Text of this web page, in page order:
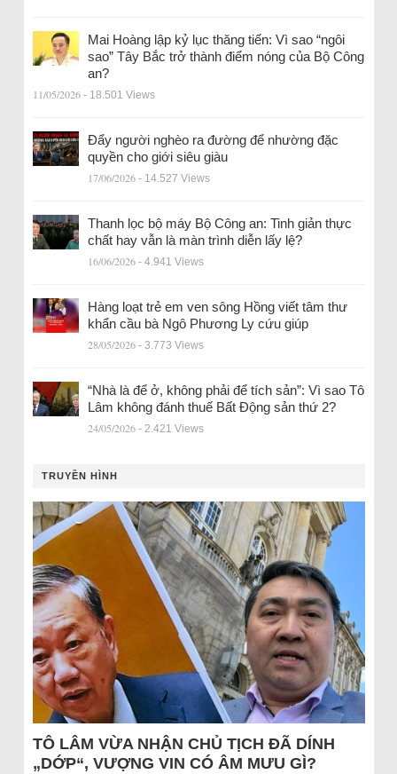
Mai Hoàng lập kỷ lục thăng tiến: Vì sao “ngôi
sao” Tây Bắc trở thành điểm nóng của Bộ Công
an?
11/05/2026 - 18.501 Views
Đẩy người nghèo ra đường để nhường đặc
quyền cho giới siêu giàu
17/06/2026 - 14.527 Views
Thanh lọc bộ máy Bộ Công an: Tinh giản thực
chất hay vẫn là màn trình diễn lấy lệ?
16/06/2026 - 4.941 Views
Hàng loạt trẻ em ven sông Hồng viết tâm thư
khẩn cầu bà Ngô Phương Ly cứu giúp
28/05/2026 - 3.773 Views
“Nhà là để ở, không phải để tích sản”: Vì sao Tô
Lâm không đánh thuế Bất Động sản thứ 2?
24/05/2026 - 2.421 Views
TRUYỀN HÌNH
TÔ LÂM VỪA NHẬN CHỦ TỊCH ĐÃ DÍNH
„DỚP“, VƯỢNG VIN CÓ ÂM MƯU GÌ?